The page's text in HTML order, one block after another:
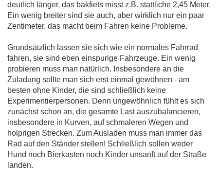
deutlich länger, das bakfiets misst z.B. stattliche 2,45 Meter.
Ein wenig breiter sind sie auch, aber wirklich nur ein paar
Zentimeter, das macht beim Fahren keine Probleme.
Grundsätzlich lassen sie sich wie ein normales Fahrrad
fahren, sie sind eben einspurige Fahrzeuge. Ein wenig
probieren muss man natürlich. Insbesondere an die
Zuladung sollte man sich erst einmal gewöhnen - am
besten ohne Kinder, die sind schließlich keine
Experimentierpersonen. Denn ungewöhnlich fühlt es sich
zunächst schon an, die gesamte Last auszubalancieren,
insbesondere in Kurven, auf schmaleren Wegen und
holprigen Strecken. Zum Ausladen muss man immer das
Rad auf den Ständer stellen! Schließlich sollen weder
Hund noch Bierkasten noch Kinder unsanft auf der Straße
landen.